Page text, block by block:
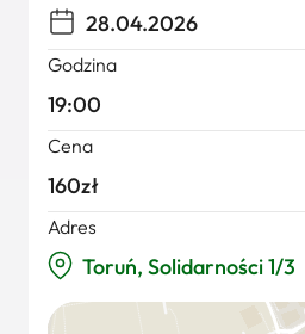
28.04.2026
Godzina
19:00
Cena
160zł
Adres
Toruń, Solidarności 1/3